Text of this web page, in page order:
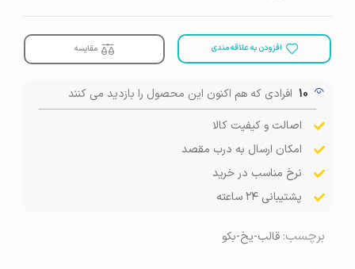
افزودن به علاقه مندی مقایسه
10 افرادی که هم اکنون این محصول را بازدید می کنند
اصالت و کیفیت کالا
امکان ارسال به درب مقصد
نرخ مناسب در خرید
پشتیبانی ۲۴ ساعته
برچسب: قالب-یخ-بکو